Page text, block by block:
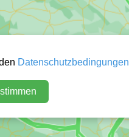
Datenschutzbedingungen